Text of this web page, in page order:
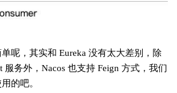
呢，其实和 Eureka 没有太大差别，除
服务外，Nacos 也支持 Feign 方式，我们
的吧。